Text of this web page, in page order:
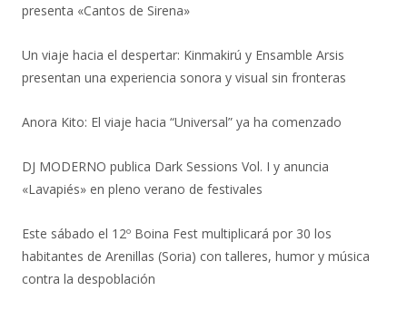
presenta «Cantos de Sirena»
Un viaje hacia el despertar: Kinmakirú y Ensamble Arsis
presentan una experiencia sonora y visual sin fronteras
Anora Kito: El viaje hacia “Universal” ya ha comenzado
DJ MODERNO publica Dark Sessions Vol. I y anuncia
«Lavapiés» en pleno verano de festivales
Este sábado el 12º Boina Fest multiplicará por 30 los
habitantes de Arenillas (Soria) con talleres, humor y música
contra la despoblación